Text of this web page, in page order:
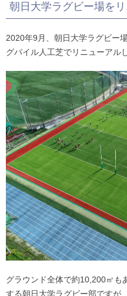
朝日大学ラグビー場を
2020年9月、朝日大学ラグビー
グパイル人工芝でリニューアル
グラウンド全体で約10,200㎡も
する朝日大学ラグビー部ですが